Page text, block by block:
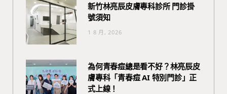
新竹林亮辰皮膚專科診所 門診掛
號須知
1 8 月, 2026
為何青春痘總是看不好？林亮辰皮
膚專科「青春痘 AI 特別門診」正
式上線！